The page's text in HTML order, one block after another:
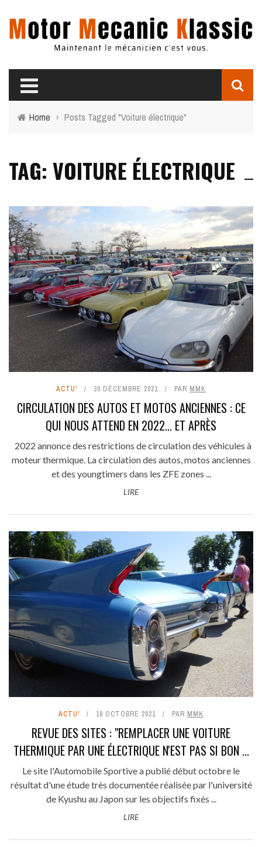
Home › Posts Tagged "Voiture électrique"
TAG: VOITURE ÉLECTRIQUE
ACTU' 30 DÉCEMBRE 2021 PAR MMK
CIRCULATION DES AUTOS ET MOTOS ANCIENNES : CE
QUI NOUS ATTEND EN 2022... ET APRÈS
2022 annonce des restrictions de circulation des véhicules à
moteur thermique. La circulation des autos, motos anciennes
et des youngtimers dans les ZFE zones ...
LIRE
ACTU' 19 OCTOBRE 2021 PAR MMK
REVUE DES SITES : "REMPLACER UNE VOITURE
THERMIQUE PAR UNE ÉLECTRIQUE N'EST PAS SI BON ...
Le site l'Automobile Sportive a publié début octobre le
résultat d'une étude très documentée réalisée par l'université
de Kyushu au Japon sur les objectifs fixés ...
LIRE